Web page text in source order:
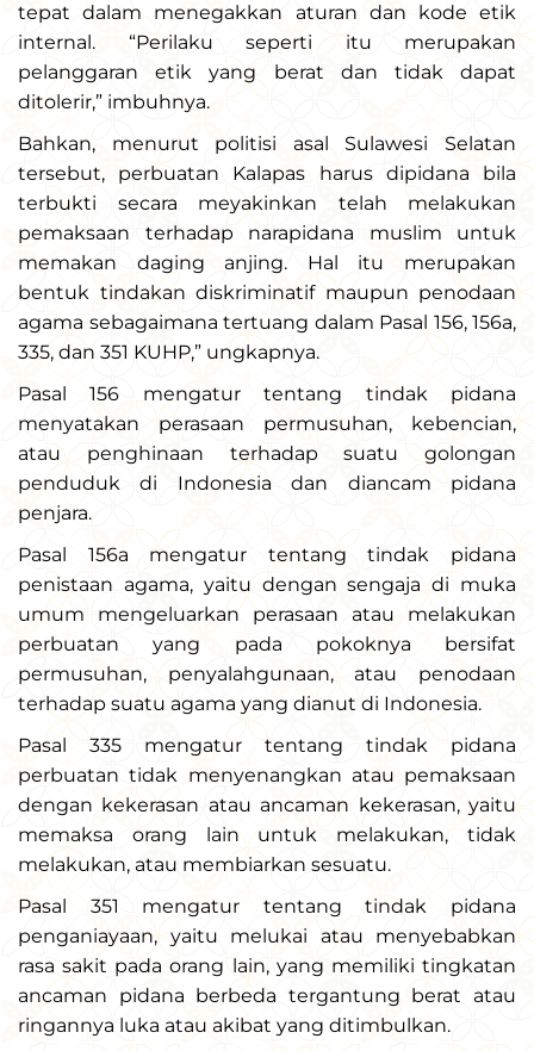
tepat dalam menegakkan aturan dan kode etik
internal. “Perilaku seperti itu merupakan
pelanggaran etik yang berat dan tidak dapat
ditolerir,” imbuhnya.
Bahkan, menurut politisi asal Sulawesi Selatan
tersebut, perbuatan Kalapas harus dipidana bila
terbukti secara meyakinkan telah melakukan
pemaksaan terhadap narapidana muslim untuk
memakan daging anjing. Hal itu merupakan
bentuk tindakan diskriminatif maupun penodaan
agama sebagaimana tertuang dalam Pasal 156, 156a,
335, dan 351 KUHP,” ungkapnya.
Pasal 156 mengatur tentang tindak pidana
menyatakan perasaan permusuhan, kebencian,
atau penghinaan terhadap suatu golongan
penduduk di Indonesia dan diancam pidana
penjara.
Pasal 156a mengatur tentang tindak pidana
penistaan agama, yaitu dengan sengaja di muka
umum mengeluarkan perasaan atau melakukan
perbuatan yang pada pokoknya bersifat
permusuhan, penyalahgunaan, atau penodaan
terhadap suatu agama yang dianut di Indonesia.
Pasal 335 mengatur tentang tindak pidana
perbuatan tidak menyenangkan atau pemaksaan
dengan kekerasan atau ancaman kekerasan, yaitu
memaksa orang lain untuk melakukan, tidak
melakukan, atau membiarkan sesuatu.
Pasal 351 mengatur tentang tindak pidana
penganiayaan, yaitu melukai atau menyebabkan
rasa sakit pada orang lain, yang memiliki tingkatan
ancaman pidana berbeda tergantung berat atau
ringannya luka atau akibat yang ditimbulkan.